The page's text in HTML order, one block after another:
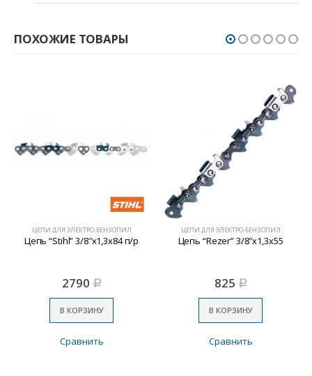
ПОХОЖИЕ ТОВАРЫ
ЦЕПИ ДЛЯ ЭЛЕКТРО-БЕНЗОПИЛ
Цепь “Stihl” 3/8″х1,3х84 п/р
2790 Р
В КОРЗИНУ
Сравнить
ЦЕПИ ДЛЯ ЭЛЕКТРО-БЕНЗОПИЛ
Цепь “Rezer” 3/8″х1,3х55
825 Р
В КОРЗИНУ
Сравнить